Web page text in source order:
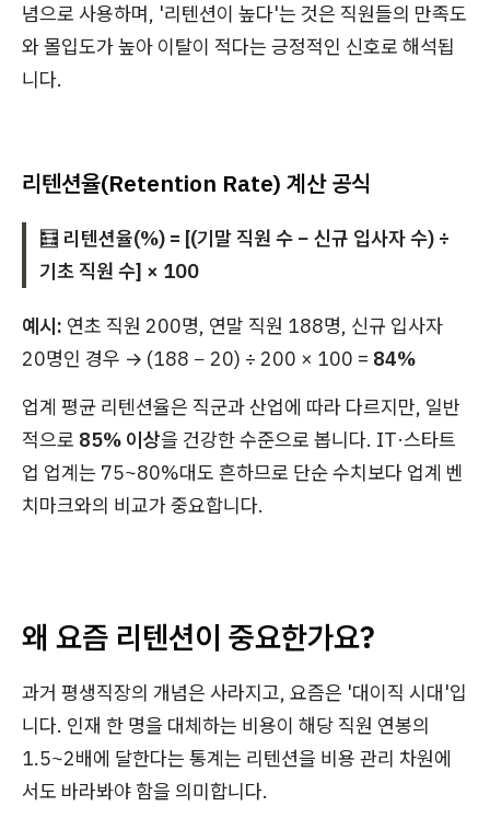
념으로 사용하며, '리텐션이 높다'는 것은 직원들의 만족도
와 몰입도가 높아 이탈이 적다는 긍정적인 신호로 해석됩
니다.
리텐션율(Retention Rate) 계산 공식
🧮 리텐션율(%) = [(기말 직원 수 − 신규 입사자 수) ÷
기초 직원 수] × 100
예시: 연초 직원 200명, 연말 직원 188명, 신규 입사자
20명인 경우 → (188 − 20) ÷ 200 × 100 = 84%
업계 평균 리텐션율은 직군과 산업에 따라 다르지만, 일반
적으로 85% 이상을 건강한 수준으로 봅니다. IT·스타트
업 업계는 75~80%대도 흔하므로 단순 수치보다 업계 벤
치마크와의 비교가 중요합니다.
왜 요즘 리텐션이 중요한가요?
과거 평생직장의 개념은 사라지고, 요즘은 '대이직 시대'입
니다. 인재 한 명을 대체하는 비용이 해당 직원 연봉의
1.5~2배에 달한다는 통계는 리텐션을 비용 관리 차원에
서도 바라봐야 함을 의미합니다.